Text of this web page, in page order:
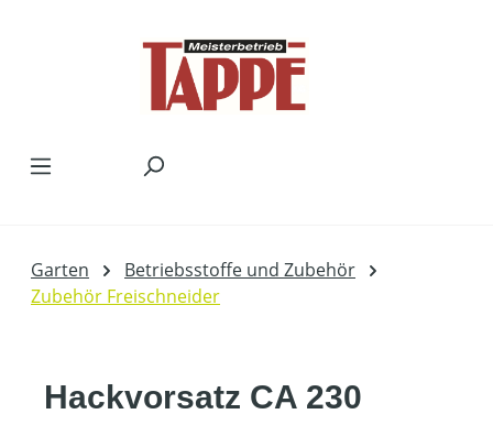
Garten
Betriebsstoffe und Zubehör
Zubehör Freischneider
Hackvorsatz CA 230